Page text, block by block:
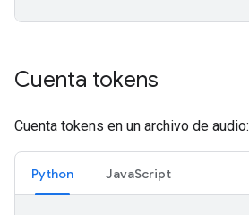
Cuenta tokens
Cuenta tokens en un archivo de audio:
Python JavaScript